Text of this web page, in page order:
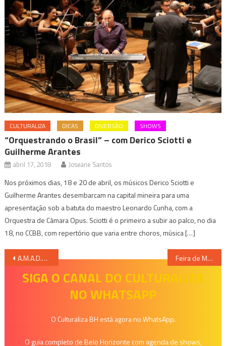
CULTURALIZA DICAS DIVERSÃO SHOWS
“Orquestrando o Brasil” – com Derico Sciotti e
Guilherme Arantes
abril 17, 2018 Joseane Santos
Nos próximos dias, 18 e 20 de abril, os músicos Derico Sciotti e
Guilherme Arantes desembarcam na capital mineira para uma
apresentação sob a batuta do maestro Leonardo Cunha, com a
Orquestra de Câmara Opus. Sciotti é o primeiro a subir ao palco, no dia
18, no CCBB, com repertório que varia entre choros, música […]
Navegação
A.M.A.D.A.S – Associação de Mulheres que Acordam Despencadas, com Elisabeth Savala Feira de Malhas de Tricô do Sul de Minas
SIGA O CANAL DO CULTURALIZA
NO WHATSAPP
O Culturaliza BH está agora no WhatsApp.
O guia completo de Belo Horizonte com agenda de shows,